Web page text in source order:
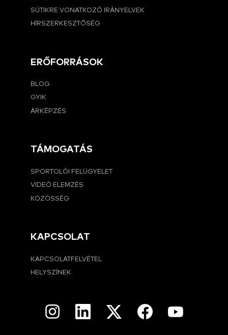
SÜTIKRE VONATKOZÓ IRÁNYELVEK
HÍRSZERKESZTŐSÉG
ERŐFORRÁSOK
BLOG
GYIK
ÁRKÉPZÉS
TÁMOGATÁS
SPORTOLÓI FELÜGYELET
VIDEÓ ELEMZÉS
KÖZÖSSÉG
KAPCSOLAT
KAPCSOLATFELVÉTEL
HELYSZÍNEK